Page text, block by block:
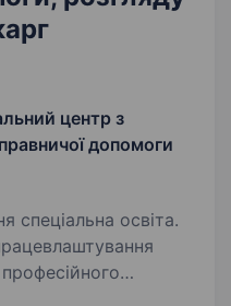
центр з
допомоги
спеціальна освіта.